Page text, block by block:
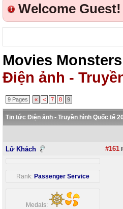
Welcome
Movies
Điện ảnh -
9 Pages « < 7 8 9
Tin tức Điện ảnh - Truyền hình Quốc tế
Lữ Khách #161
Rank: Passenger Service
Medals: